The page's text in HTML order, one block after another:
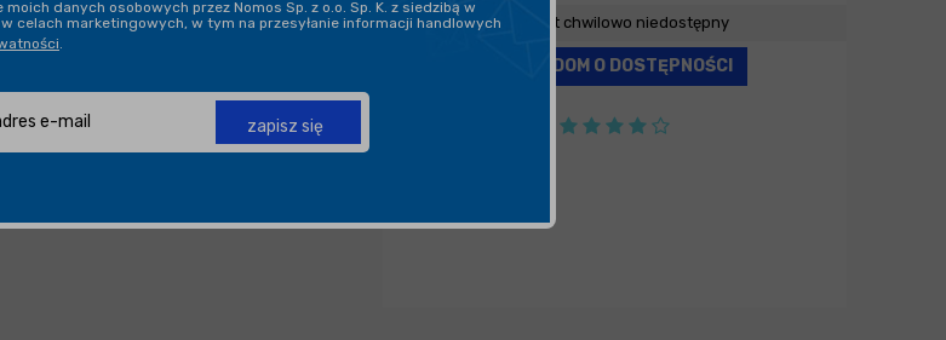
DORADZTWO
Udostępnij
Produkt chwilowo niedostępny
POWIADOM O DOSTĘPNOŚCI
danych osobowych przez Nomos Sp. z o.o. Sp. K. z siedzibą w
celach marketingowych, w tym na przesyłanie informacji handlowych
zapisz się